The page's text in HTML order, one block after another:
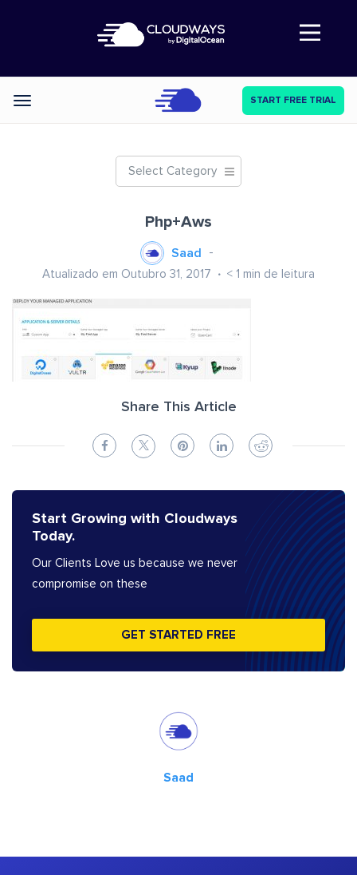
Abre a navegação
Categories START FREE TRIAL
Select Category
Php+Aws
Saad
Atualizado em Outubro 31, 2017 < 1 min de leitura
Share This Article
Start Growing with Cloudways
Today.
Our Clients Love us because we never
compromise on these
GET STARTED FREE
Saad